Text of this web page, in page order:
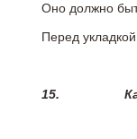
Оно должно
Перед
15.